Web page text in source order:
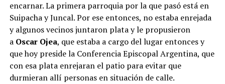
encarnar. La primera parroquia por la que pasó está en
Suipacha y Juncal. Por ese entonces, no estaba enrejada
y algunos vecinos juntaron plata y le propusieron
a Oscar Ojea, que estaba a cargo del lugar entonces y
que hoy preside la Conferencia Episcopal Argentina, que
con esa plata enrejaran el patio para evitar que
durmieran allí personas en situación de calle.